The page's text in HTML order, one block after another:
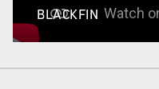
BLACKFIN